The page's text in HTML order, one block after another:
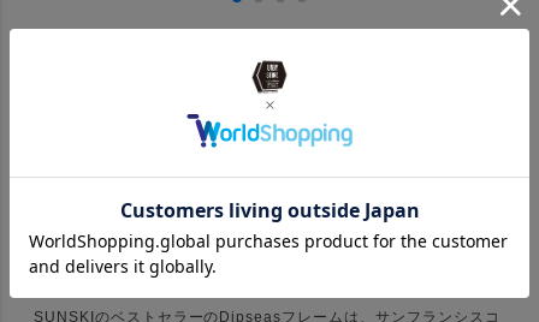
PICK UP ITEM
SUNSKIのベストセラーのDipseasフレームは、サンフランシスコ